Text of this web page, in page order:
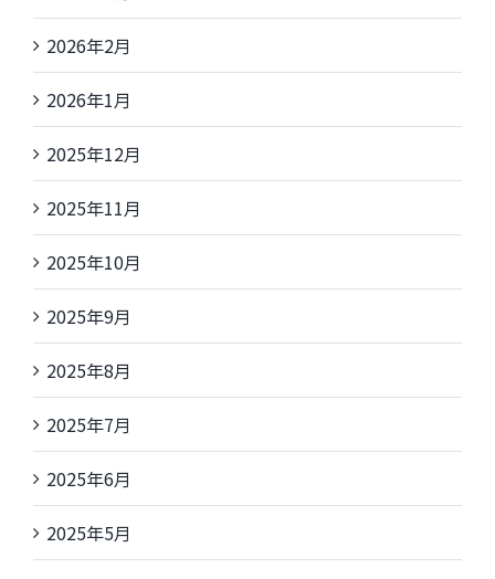
2026年2月
2026年1月
2025年12月
2025年11月
2025年10月
2025年9月
2025年8月
2025年7月
2025年6月
2025年5月